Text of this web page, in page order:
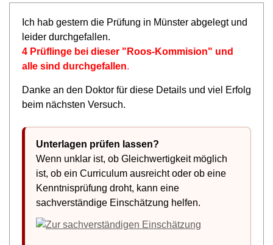
Ich hab gestern die Prüfung in Münster abgelegt und
leider durchgefallen.
4 Prüflinge bei dieser "Roos-Kommision" und
alle sind durchgefallen.
Danke an den Doktor für diese Details und viel Erfolg
beim nächsten Versuch.
Unterlagen prüfen lassen?
Wenn unklar ist, ob Gleichwertigkeit möglich
ist, ob ein Curriculum ausreicht oder ob eine
Kenntnisprüfung droht, kann eine
sachverständige Einschätzung helfen.